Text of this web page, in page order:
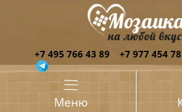
+7 495 766 43 89 +7 977 454
Меню